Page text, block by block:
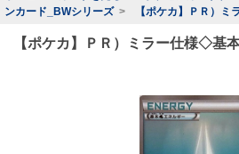
ンカード_BWシリーズ
【ポケカ】ＰＲ）
【ポケカ】ＰＲ）ミラー仕様◇基